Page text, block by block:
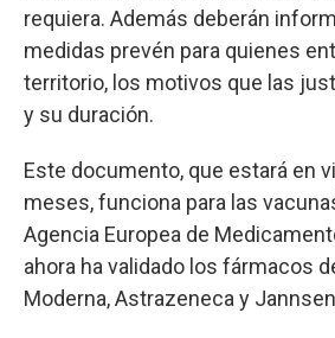
requiera. Además deberán
medidas prevén para quienes
territorio, los motivos que las
y su duración.
Este documento, que estará en
meses, funciona para las
Agencia Europea de
ahora ha validado los fármacos
Moderna, Astrazeneca y